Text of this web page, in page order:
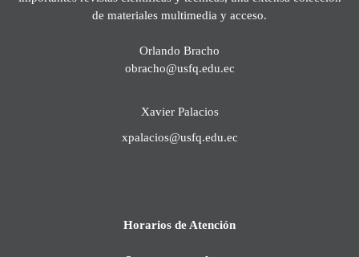
de materiales multimedia y acceso.
Orlando Bracho
obracho@usfq.edu.ec
Xavier Palacios
xpalacios@usfq.edu.ec
Horarios de Atención